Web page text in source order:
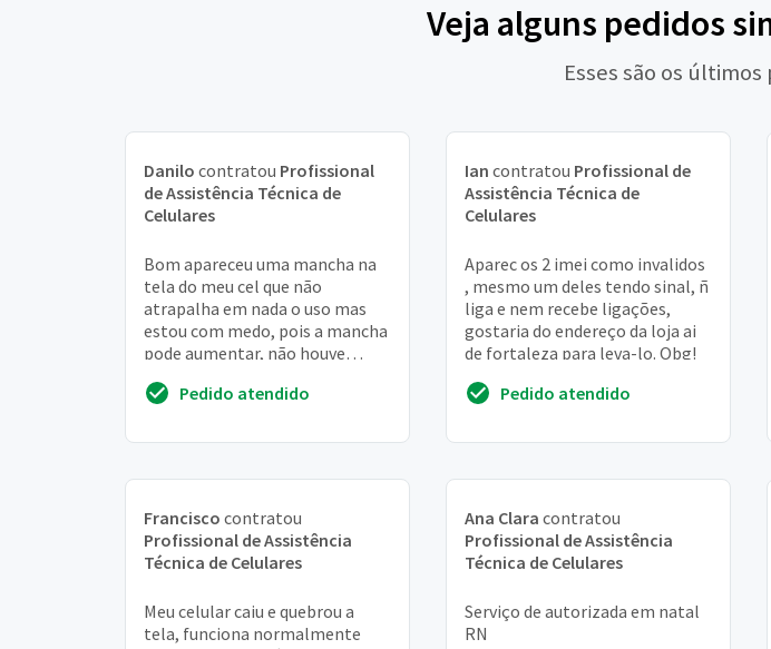
Veja alguns pedidos
Esses são os últimos
Danilo contratou Profissional
de Assistência Técnica de
Celulares
Bom apareceu uma mancha na
tela do meu cel que não
atrapalha em nada o uso mas
estou com medo, pois a mancha
pode aumentar, não houve
parece que a tela de t...
Pedido atendido
Ian contratou Profissional de
Assistência Técnica de
Celulares
Aparec os 2 imei como invalidos
, mesmo um deles tendo sinal, ñ
liga e nem recebe ligações,
gostaria do endereço da loja ai
de fortaleza para leva-lo. Obg!
Pedido atendido
Francisco contratou
Profissional de Assistência
Técnica de Celulares
Meu celular caiu e quebrou a
tela, funciona normalmente
Ana Clara contratou
Profissional de Assistência
Técnica de Celulares
Serviço de autorizada em natal
RN